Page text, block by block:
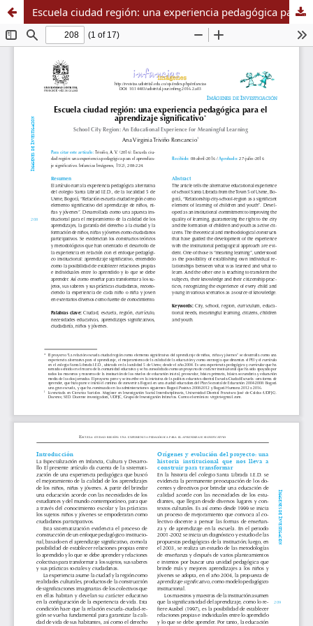
Escuela ciudad región: una experiencia pedagógica para el aprendizaje significativo